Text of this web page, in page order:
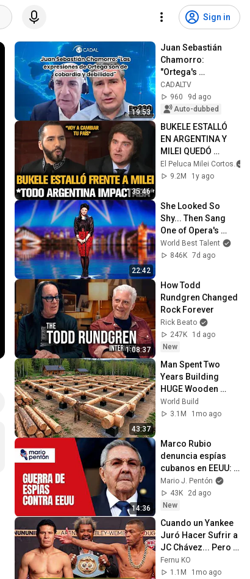
Sign in
19:53
Juan Sebastián
Chamorro:
"Ortega's
statements are
those of cowardice
and weakness"
CADALTV
960
9d ago
Auto-dubbed
35:46
BUKELE ESTALLÓ
EN ARGENTINA Y
MILEI QUEDÓ
IMPACTADO
El Peluca Milei Cortos
9.2M
1y ago
22:42
She Looked So
Shy... Then Sang
One of Opera's
Hardest Songs!
World Best Talent
846K 7d ago
1:08:37
How Todd
Rundgren Changed
Rock Forever
Rick Beato
247K
1d ago
New
43:37
Man Spent Two
Years Building
HUGE Wooden
House for his
Family | Start to
World Build
3.1M
1mo ago
14:36
Marco Rubio
denuncia espías
cubanos en EEUU:
Analista revela
hasta dónde llega
la red
Mario J. Pentón
43K
2d ago
New
Cuando un Yankee
Juró Hacer Sufrir a
JC Chávez... Pero
le Dió la Paliza del
Año!
Fernu KO
1.1M
1mo ago